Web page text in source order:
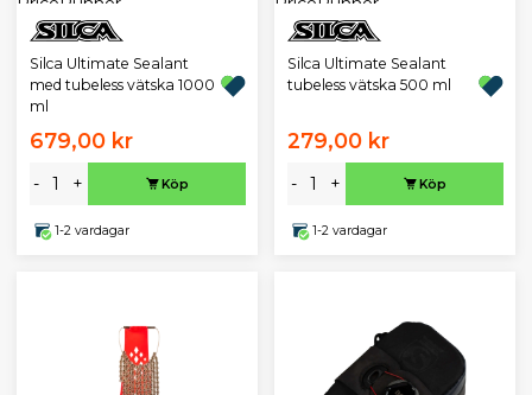
Silca Ultimate Sealant
med tubeless vätska 1000
ml
679,00 kr
- + Köp
1-2 vardagar
Silca Ultimate Sealant
tubeless vätska 500 ml
279,00 kr
- + Köp
1-2 vardagar